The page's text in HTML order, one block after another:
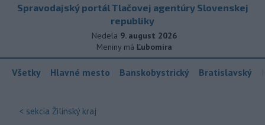
Spravodajský portál Tlačovej agentúry Slovenskej
republiky
Nedela 9. august 2026
Meniny má Ľubomíra
Všetky Hlavné mesto Banskobystrický Bratislavský
< sekcia Žilinský kraj